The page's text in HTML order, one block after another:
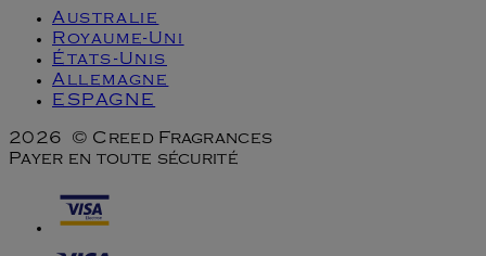
Australie
Royaume-Uni
États-Unis
Allemagne
ESPAGNE
2026 © Creed Fragrances
Payer en toute sécurité